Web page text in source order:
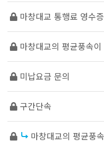
마창대교 통행료 영수
마창대교의 평균풍속
미납요금 문의
구간단속
마창대교의 평균풍